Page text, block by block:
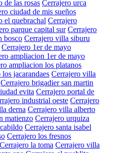
de las rosas Cerrajero urca
ciudad de mis sueños
el quebrachal Cerrajero
parque capital sur Cerrajero
bosco Cerrajero villa siburu
Cerrajero 1er de mayo
ampliacion 1er de mayo
ampliacion los platanos
jacarandaes Cerrajero villa
Cerrajero brigadier san martin
evita Cerrajero portal de
industrial oeste Cerrajero
derna Cerrajero villa alberto
matienzo Cerrajero urquiza
Cerrajero santa isabel
Cerrajero los fresnos
Cerrajero la toma Cerrajero villa